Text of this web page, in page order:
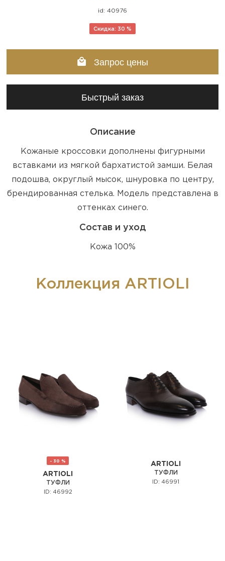
id: 40976
Скидка: 30 %
Запрос цены
Быстрый заказ
Описание
Кожаные кроссовки дополнены фигурными
вставками из мягкой бархатистой замши. Белая
подошва, округлый мысок, шнуровка по центру,
брендированная стелька. Модель представлена в
оттенках синего.
Состав и уход
Кожа 100%
Коллекция ARTIOLI
- 30 %
ARTIOLI
ТУФЛИ
ID: 46992
ARTIOLI
ТУФЛИ
ID: 46991